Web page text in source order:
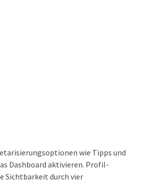
wie Tipps und
Dashboard aktivieren. Profil-
Sichtbarkeit durch vier